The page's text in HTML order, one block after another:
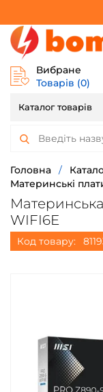
Вибране
Товарів (0)
Каталог товарів
Головна /
Материнські
WIFI6E
Код товару: